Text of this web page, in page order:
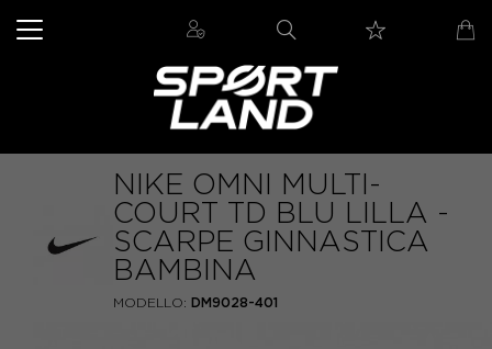
NIKE OMNI MULTI-
COURT TD BLU LILLA -
SCARPE GINNASTICA
BAMBINA
MODELLO: DM9028-401